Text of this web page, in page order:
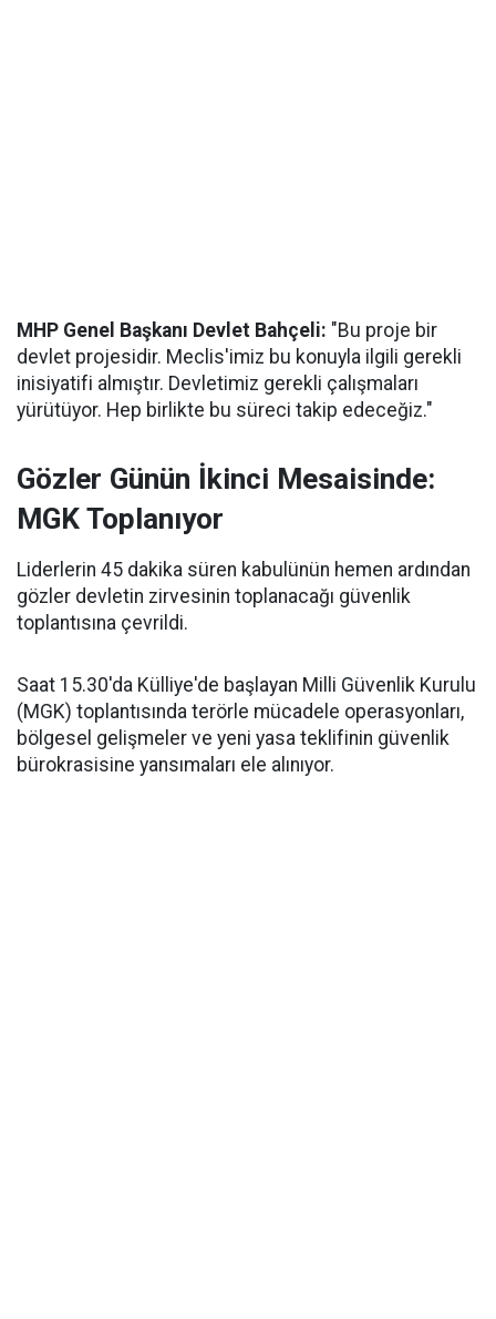
MHP Genel Başkanı Devlet Bahçeli: "Bu proje bir
devlet projesidir. Meclis'imiz bu konuyla ilgili gerekli
inisiyatifi almıştır. Devletimiz gerekli çalışmaları
yürütüyor. Hep birlikte bu süreci takip edeceğiz."
Gözler Günün İkinci Mesaisinde:
MGK Toplanıyor
Liderlerin 45 dakika süren kabulünün hemen ardından
gözler devletin zirvesinin toplanacağı güvenlik
toplantısına çevrildi.
Saat 15.30'da Külliye'de başlayan Milli Güvenlik Kurulu
(MGK) toplantısında terörle mücadele operasyonları,
bölgesel gelişmeler ve yeni yasa teklifinin güvenlik
bürokrasisine yansımaları ele alınıyor.